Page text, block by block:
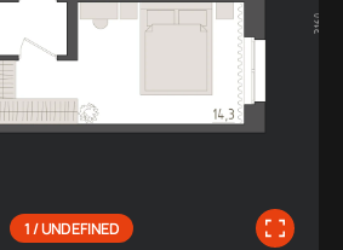
1 / UNDEFINED